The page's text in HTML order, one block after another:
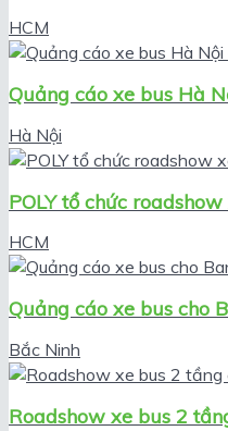
HCM
Quảng cáo xe bus Hà
Hà Nội
POLY tổ chức
HCM
Quảng cáo xe bus cho
Bắc Ninh
Roadshow xe bus 2